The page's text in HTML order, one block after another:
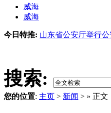
威海
威海
今日特推: 山东省公安厅举行
搜索:
您的位置: 主页 > 新闻 > » 正文